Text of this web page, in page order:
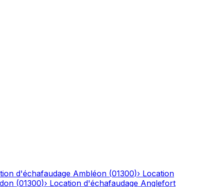
d'échafaudage Ambléon (01300)› Location
(01300)› Location d'échafaudage Anglefort